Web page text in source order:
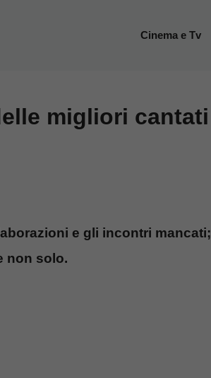
Cinema e Tv
migliori cantati
e gli incontri mancati;
non solo.